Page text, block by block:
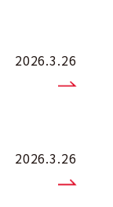
2026.3.26
2026.3.26